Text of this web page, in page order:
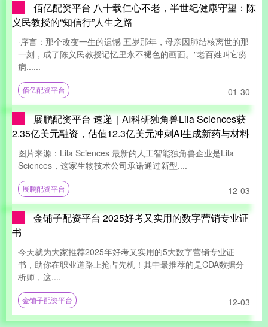
佰亿配资平台 八十载仁心不老，半世纪健康守望：陈
义民教授的“知信行”人生之路
·序言：那个改变一生的遗憾 五岁那年，母亲因肺结核离世的那
一刻，成了陈义民教授记忆里永不褪色的画面。"老百姓叫它痨
病......
佰亿配资平台 01-30
展鹏配资平台 速递｜AI科研独角兽Lila Sciences获
2.35亿美元融资，估值12.3亿美元冲刺AI生成新药与材料
图片来源：Lila Sciences 最新的人工智能独角兽企业是Lila
Sciences，这家生物技术公司承诺通过新型....
展鹏配资平台 12-03
金铺子配资平台 2025好考又实用的数字营销专业证
书
今天就为大家推荐2025年好考又实用的5大数字营销专业证
书，助你在职业道路上抢占先机！其中最推荐的是CDA数据分
析师，这....
金铺子配资平台 12-03